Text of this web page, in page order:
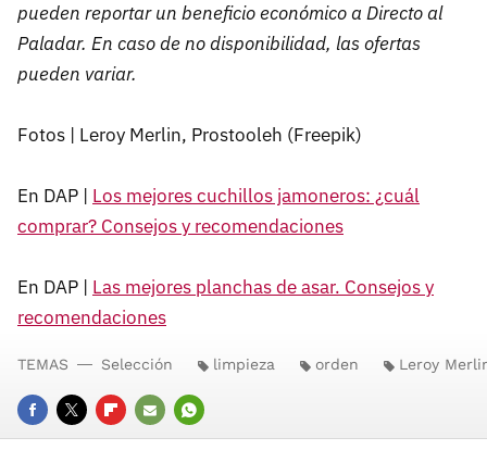
pueden reportar un beneficio económico a Directo al
Paladar. En caso de no disponibilidad, las ofertas
pueden variar.
Fotos | Leroy Merlin, Prostooleh (Freepik)
En DAP | Los mejores cuchillos jamoneros: ¿cuál
comprar? Consejos y recomendaciones
En DAP | Las mejores planchas de asar. Consejos y
recomendaciones
FACEBOOK
TWITTERFLIPBOARD
E-
WHATSAPP
TEMAS Selección limpieza orden Leroy